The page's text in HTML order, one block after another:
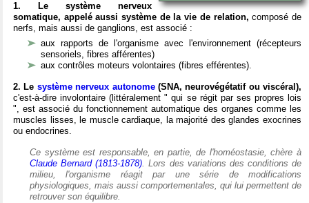
1. Le système nerveux
somatique, appelé aussi système de la vie de relation, composé de
nerfs, mais aussi de ganglions, est associé :
aux rapports de l'organisme avec l'environnement (récepteurs
sensoriels, fibres afférentes)
aux contrôles moteurs volontaires (fibres efférentes).
2. Le système nerveux autonome(SNA, neurovégétatif ou viscéral),
c'est-à-dire involontaire (littéralement " qui se régit par ses propres lois
", est associé du fonctionnement automatique des organes comme les
muscles lisses, le muscle cardiaque, la majorité des glandes exocrines
ou endocrines.
Ce système est responsable, en partie, de l'homéostasie, chère à
Claude Bernard (1813-1878). Lors des variations des conditions de
milieu, l'organisme réagit par une série de modifications
physiologiques, mais aussi comportementales, qui lui permettent de
retrouver son équilibre.